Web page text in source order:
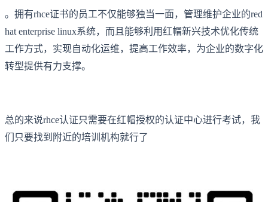
。拥有rhce证书的员工不仅能够独当一面，管理维护企业的red
hat enterprise linux系统，而且能够利用红帽新兴技术优化传统
工作方式，实现自动化运维，提高工作效率，为企业的数字化
转型提供有力支撑。
总的来说rhce认证只需要在红帽授权的认证中心进行考试，我
们只要找到附近的培训机构就行了